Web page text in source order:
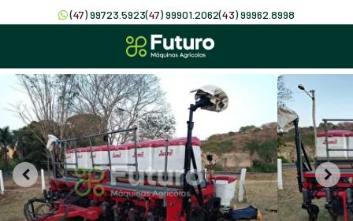
(47) 99723.5923(47) 99901.2062(43) 99962.8998